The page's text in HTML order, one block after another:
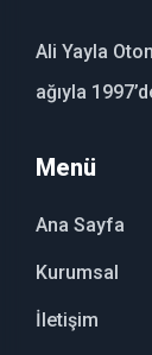
Ali Yayla
ağıyla
Menü
Ana Sayfa
Kurumsal
İletişim